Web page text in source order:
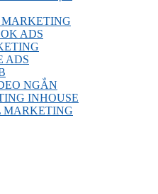
ADS
ADS
NGẮN
INHOUSE
MARKETING